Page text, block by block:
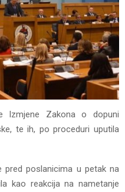
Izmjene Zakona o dopuni
te ih, po proceduri uputila
poslanicima u petak na
kao reakcija na nametanje